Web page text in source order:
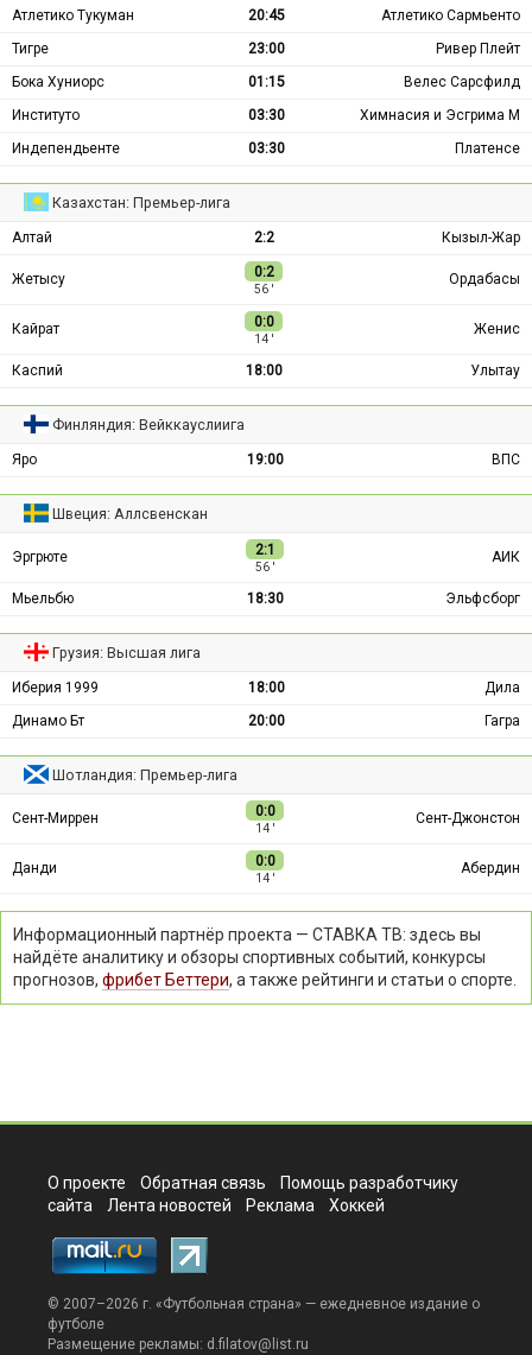
Атлетико Тукуман
20:45
Атлетико Сармьенто
Тигре
23:00
Ривер Плейт
Бока Хуниорс
01:15
Велес Сарсфилд
Институто
03:30
Химнасия и Эсгрима М
Индепендьенте
03:30 Платенсе
Казахстан: Премьер-лига
Алтай 2:2 Кызыл-Жар
Жетысу 0:2
56 ′
Ордабасы
Кайрат 0:0
14 ′
Женис
Каспий 18:00 Улытау
Финляндия: Вейккауслиига
Яро 19:00 ВПС
Швеция: Аллсвенскан
Эргрюте 2:1
56 ′
АИК
Мьельбю 18:30 Эльфсборг
Грузия: Высшая лига
Иберия 1999 18:00
Дила
Динамо Бт
20:00 Гагра
Шотландия: Премьер-лига
Сент-Миррен 0:0
14 ′
Сент-Джонстон
Данди 0:0
14 ′
Абердин
Информационный партнёр проекта — СТАВКА ТВ: здесь вы
найдёте аналитику и обзоры спортивных событий, конкурсы
прогнозов, фрибет Беттери, а также рейтинги и статьи о спорте.
О проекте Обратная связь
Помощь разработчику
сайта
Лента новостей Реклама Хоккей
© 2007–2026 г. «Футбольная страна» — ежедневное издание о
футболе
Размещение рекламы: d.filatov@list.ru